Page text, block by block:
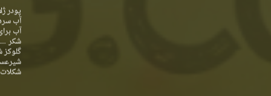
پودر
آب
آب
شکر